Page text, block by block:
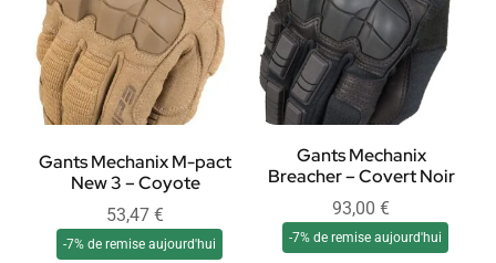
Gants Mechanix M-pact
New 3 – Coyote
53,47 €
-7% de remise aujourd'hui
Gants Mechanix
Breacher – Covert Noir
93,00 €
-7% de remise aujourd'hui